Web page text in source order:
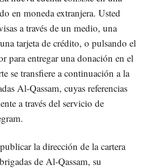
en moneda extranjera. Usted
a través de un medio, una
tarjeta de crédito, o pulsando el
para entregar una donación en el
se transfiere a continuación a la
Al-Qassam, cuyas referencias
a través del servicio de
la dirección de la cartera
de Al-Qassam, su